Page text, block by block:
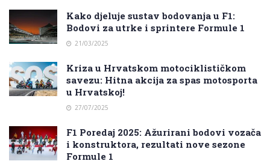
Kako djeluje sustav bodovanja u F1:
Bodovi za utrke i sprintere Formule 1
21/03/2025
Kriza u Hrvatskom motociklističkom
savezu: Hitna akcija za spas motosporta
u Hrvatskoj!
27/07/2025
F1 Poredaj 2025: Ažurirani bodovi vozača
i konstruktora, rezultati nove sezone
Formule 1